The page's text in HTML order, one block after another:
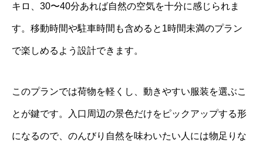
キロ、30〜40分あれば自然の空気を十分に感じられま
す。移動時間や駐車時間も含めると1時間未満のプラン
で楽しめるよう設計できます。
このプランでは荷物を軽くし、動きやすい服装を選ぶこ
とが鍵です。入口周辺の景色だけをピックアップする形
になるので、のんびり自然を味わいたい人には物足りな